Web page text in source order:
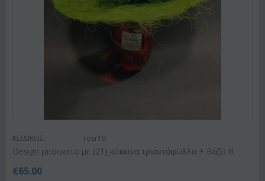
ΚΩΔΙΚΟΣ: rosr19
Design μπουκέτο με (21) κόκκινα τριαντάφυλλα + Βάζο !!!
€65.00